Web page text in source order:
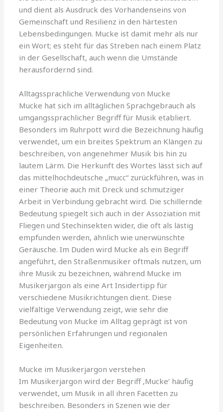
und dient als Ausdruck des Vorhandenseins von
Gemeinschaft und Resilienz in den härtesten
Lebensbedingungen. Mucke ist damit mehr als nur
ein Wort; es steht für das Streben nach einem Platz
in der Gesellschaft, auch wenn die Umstände
herausfordernd sind.
Alltagssprachliche Verwendung von Mucke
Mucke hat sich im alltäglichen Sprachgebrauch als
umgangssprachlicher Begriff für Musik etabliert.
Besonders im Ruhrpott wird die Bezeichnung häufig
verwendet, um ein breites Spektrum an Klängen zu
beschreiben, von angenehmer Musik bis hin zu
lautem Lärm. Die Herkunft des Wortes lässt sich auf
das mittelhochdeutsche „mucc“ zurückführen, was in
einer Theorie auch mit Dreck und schmutziger
Arbeit in Verbindung gebracht wird. Die schillernde
Bedeutung spiegelt sich auch in der Assoziation mit
Fliegen und Stechinsekten wider, die oft als lästig
empfunden werden, ähnlich wie unerwünschte
Geräusche. Im Duden wird Mucke als ein Begriff
angeführt, den Straßenmusiker oftmals nutzen, um
ihre Musik zu bezeichnen, während Mucke im
Musikerjargon als eine Art Insidertipp für
verschiedene Musikrichtungen dient. Diese
vielfältige Verwendung zeigt, wie sehr die
Bedeutung von Mucke im Alltag geprägt ist von
persönlichen Erfahrungen und regionalen
Eigenheiten.
Mucke im Musikerjargon verstehen
Im Musikerjargon wird der Begriff ‚Mucke‘ häufig
verwendet, um Musik in all ihren Facetten zu
beschreiben. Besonders in Szenen wie der